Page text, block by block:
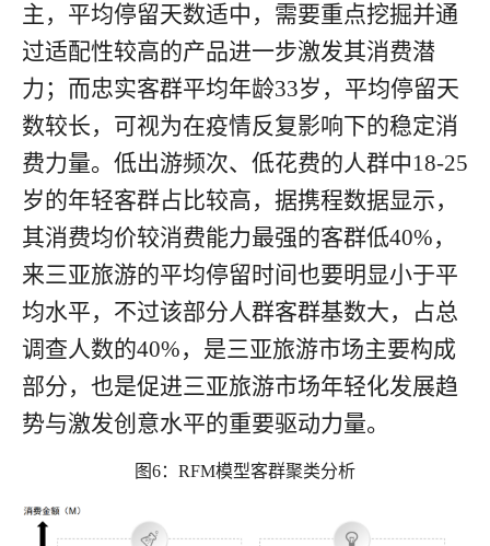
主，平均停留天数适中，需要重点挖掘并通
过适配性较高的产品进一步激发其消费潜
力；而忠实客群平均年龄33岁，平均停留天
数较长，可视为在疫情反复影响下的稳定消
费力量。低出游频次、低花费的人群中18-25
岁的年轻客群占比较高， 据携程数据显示，
其消费均价较消费能力最强的客群低40%，
来三亚旅游的平均停留时间也要明显小于平
均水平，不过该部分人群客群基数大，占总
调查人数的40%，是三亚旅游市场主要构成
部分，也是促进三亚旅游市场年轻化发展趋
势与激发创意水平的重要驱动力量。
图6：RFM模型客群聚类分析